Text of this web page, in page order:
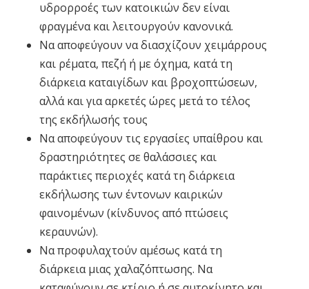
υδρορροές των κατοικιών δεν είναι
φραγμένα και λειτουργούν κανονικά.
Να αποφεύγουν να διασχίζουν χειμάρρους
και ρέματα, πεζή ή με όχημα, κατά τη
διάρκεια καταιγίδων και βροχοπτώσεων,
αλλά και για αρκετές ώρες μετά το τέλος
της εκδήλωσής τους
Να αποφεύγουν τις εργασίες υπαίθρου και
δραστηριότητες σε θαλάσσιες και
παράκτιες περιοχές κατά τη διάρκεια
εκδήλωσης των έντονων καιρικών
φαινομένων (κίνδυνος από πτώσεις
κεραυνών).
Να προφυλαχτούν αμέσως κατά τη
διάρκεια μιας χαλαζόπτωσης. Να